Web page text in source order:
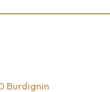
Burdignin